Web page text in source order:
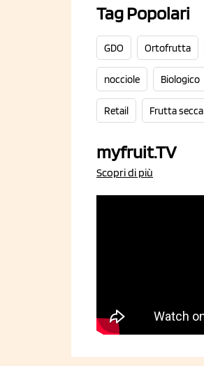
Tag Popolari
GDO Ortofrutta
nocciole Biologico
Retail Frutta secca
myfruit.TV
Scopri di più